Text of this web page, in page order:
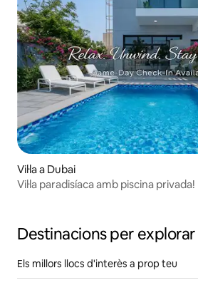
Vil·la a Dubai
Vil·la paradisíaca amb piscina
Destinacions per explorar
Els millors llocs d'interès a prop teu